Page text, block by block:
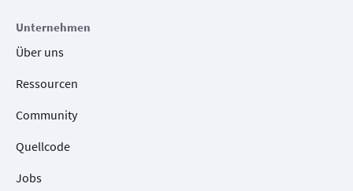
Unternehmen
Über uns
Ressourcen
Community
Quellcode
Jobs